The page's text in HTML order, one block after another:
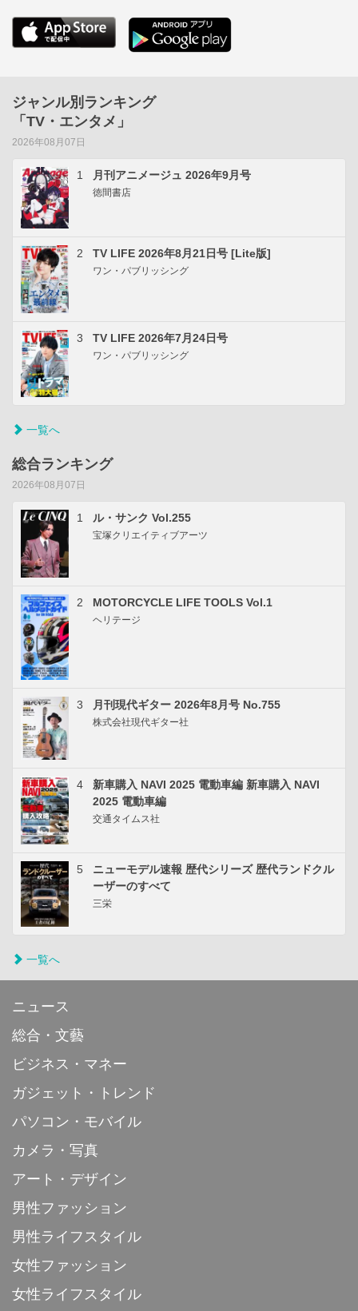
ジャンル別ランキング
「TV・エンタメ」
2026年08月07日
1 月刊アニメージュ 2026年9月号
徳間書店
2 TV LIFE 2026年8月21日号 [Lite版]
ワン・パブリッシング
3 TV LIFE 2026年7月24日号
ワン・パブリッシング
一覧へ
総合ランキング
2026年08月07日
1 ル・サンク Vol.255
宝塚クリエイティブアーツ
2 MOTORCYCLE LIFE TOOLS Vol.1
ヘリテージ
3 月刊現代ギター 2026年8月号 No.755
株式会社現代ギター社
4
新車購入 NAVI 2025 電動車編 新車購入 NAVI
2025 電動車編
交通タイムス社
5
ニューモデル速報 歴代シリーズ 歴代ランドクル
ーザーのすべて
三栄
一覧へ
ニュース
総合・文藝
ビジネス・マネー
ガジェット・トレンド
パソコン・モバイル
カメラ・写真
アート・デザイン
男性ファッション
男性ライフスタイル
女性ファッション
女性ライフスタイル